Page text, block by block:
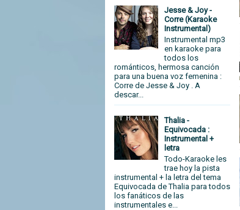
Jesse & Joy -
Corre (Karaoke
Instrumental)
Instrumental mp3
en karaoke para
todos los
románticos, hermosa canción
para una buena voz femenina :
Corre de Jesse & Joy . A
descar...
Thalia -
Equivocada :
Instrumental +
letra
Todo-Karaoke les
trae hoy la pista
instrumental + la letra del tema
Equivocada de Thalia para todos
los fanáticos de las
instrumentales e...